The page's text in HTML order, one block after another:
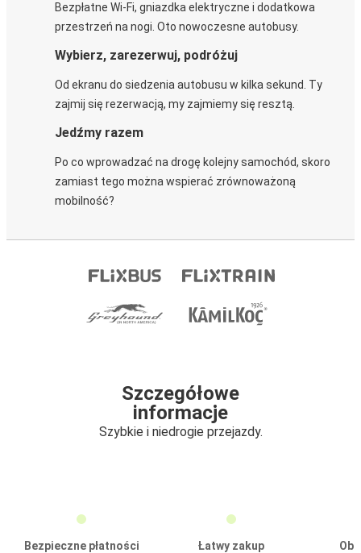
Bezpłatne Wi-Fi, gniazdka elektryczne i dodatkowa
przestrzeń na nogi. Oto nowoczesne autobusy.
Wybierz, zarezerwuj, podróżuj
Od ekranu do siedzenia autobusu w kilka sekund. Ty
zajmij się rezerwacją, my zajmiemy się resztą.
Jedźmy razem
Po co wprowadzać na drogę kolejny samochód, skoro
zamiast tego można wspierać zrównoważoną
mobilność?
Szczegółowe
informacje
Szybkie i niedrogie przejazdy.
Bezpieczne płatności
Łatwy zakup